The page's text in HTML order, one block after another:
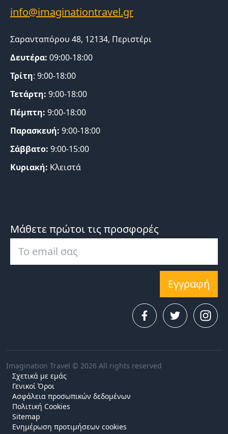
Σαρανταπόρου 48, 12134, Περιστέρι
Δευτέρα: 09:00-18:00
Τρίτη: 9:00-18:00
Τετάρτη: 9:00-18:00
Πέμπτη: 9:00-18:00
Παρασκευή: 9:00-18:00
Σάββατο: 9:00-15:00
Κυριακή: Κλειστά
Μάθετε πρώτοι τις προσφορές
Εγγραφή
Imagination Travel © 2026 All rights reserved
Σχετικά με εμάς
Γενικοί Όροι
Ασφάλεια προσωπικών δεδομένων
Πολιτική Cookies
Sitemap
Ενημέρωση προτιμήσεων cookies